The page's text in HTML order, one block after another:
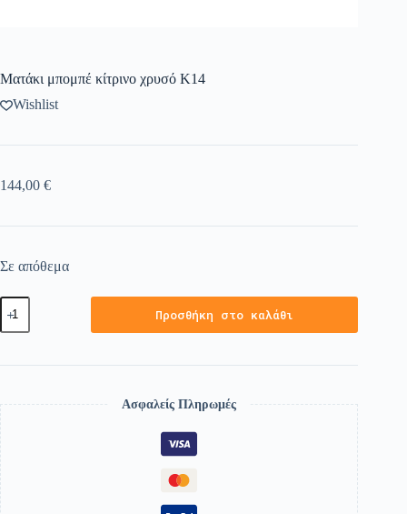
Ματάκι μπομπέ κίτρινο χρυσό Κ14
Wishlist
144,00 €
Σε απόθεμα
Προσθήκη στο καλάθι
Ασφαλείς Πληρωμές